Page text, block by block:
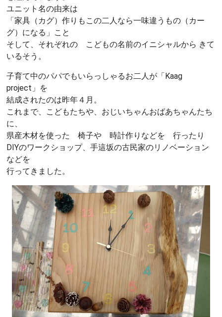
ユニット名の由来は
「家具（カグ）作りもこの二人なら一味違うもの（カー
グ）になる」こと
そして、それぞれの こどもの名前のイニシャルから きて
いるそう。
子育て中のパパでもいらっしゃるお二人が「Kaag
project」を
結成されたのは昨年４月。
これまで、こどもたちや、おじいちゃんおばあちゃんたち
に、
県産木材を使った 椅子や 時計作りなどを 行ったり
DIYのワークショップ、手這坂の古民家のリノベーション
などを
行ってきました。